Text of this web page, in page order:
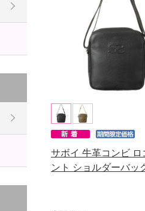
サボイ 牛革コンビ ロ
ント ショルダーバッ